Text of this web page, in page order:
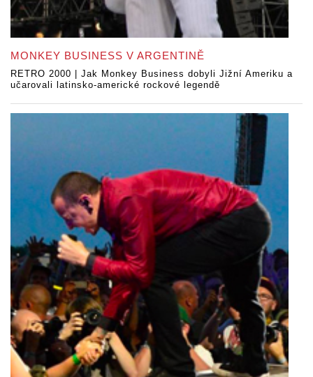
MONKEY BUSINESS V ARGENTINĚ
RETRO 2000 | Jak Monkey Business dobyli Jižní Ameriku a
učarovali latinsko-americké rockové legendě